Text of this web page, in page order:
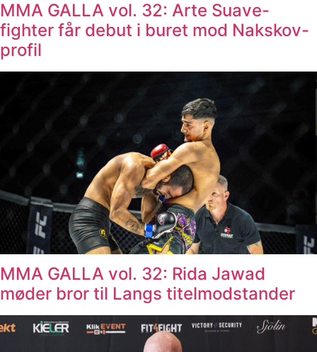
MMA GALLA vol. 32: Arte Suave-
fighter får debut i buret mod Nakskov-
profil
MMA GALLA vol. 32: Rida Jawad
møder bror til Langs titelmodstander